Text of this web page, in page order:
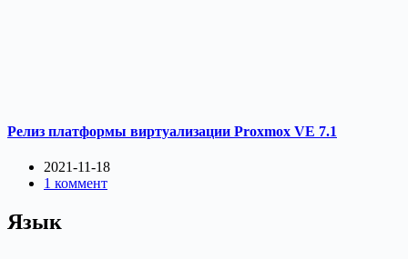
Релиз платформы виртуализации Proxmox VE 7.1
2021-11-18
1 коммент
Язык